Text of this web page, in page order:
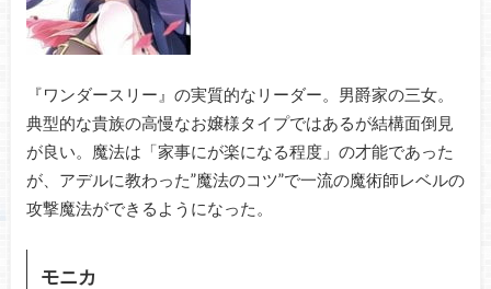
『ワンダースリー』の実質的なリーダー。男爵家の三女。
典型的な貴族の高慢なお嬢様タイプではあるが結構面倒見
が良い。魔法は「家事にが楽になる程度」の才能であった
が、アデルに教わった”魔法のコツ”で一流の魔術師レベルの
攻撃魔法ができるようになった。
モニカ